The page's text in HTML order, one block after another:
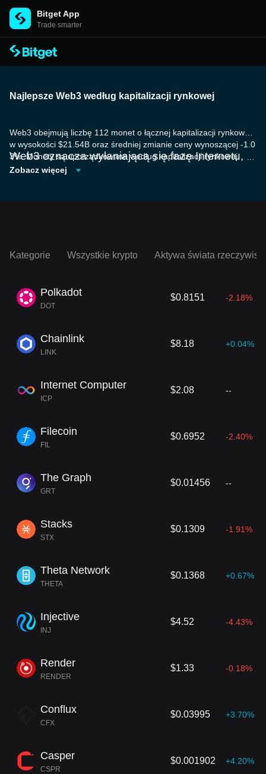
Bitget App
Trade smarter
Najlepsze Web3 według kapitalizacji rynkowej
Web3 obejmują liczbę 112 monet o łącznej kapitalizacji rynkowej
w wysokości $21.54B oraz średniej zmianie ceny wynoszącej -1.0
3%. Monety są uporządkowane według kapitalizacji rynkowej.
Web3 oznacza wyłaniającą się fazę Internetu, z
akotwiczoną w decentralizacji i napędzaną tech
mu użytkownicy mogą zachować kontrolę nad s
b. Jak o podstawa zdecentralizowanych aplikacji
(DApps) i kwitnącego zdecentralizowanego sekt
asność nie są tylko ideałami, ale wbudowanymi
funkcjami.
Zobacz więcej
Kategorie Wszystkie krypto Aktywa świata
Polkadot
DOT
$0.8151 -2.18%
Chainlink
LINK
$8.18 +0.04%
Internet Computer
ICP
$2.08 --
Filecoin
FIL
$0.6952 -2.40%
The Graph
GRT
$0.01456 --
Stacks
STX
$0.1309 -1.91%
Theta Network
THETA
$0.1368 +0.67%
Injective
INJ
$4.52 -4.43%
Render
RENDER
$1.33 -0.18%
Conflux
CFX
$0.03995 +3.70%
Casper
CSPR
$0.001902 +4.20%